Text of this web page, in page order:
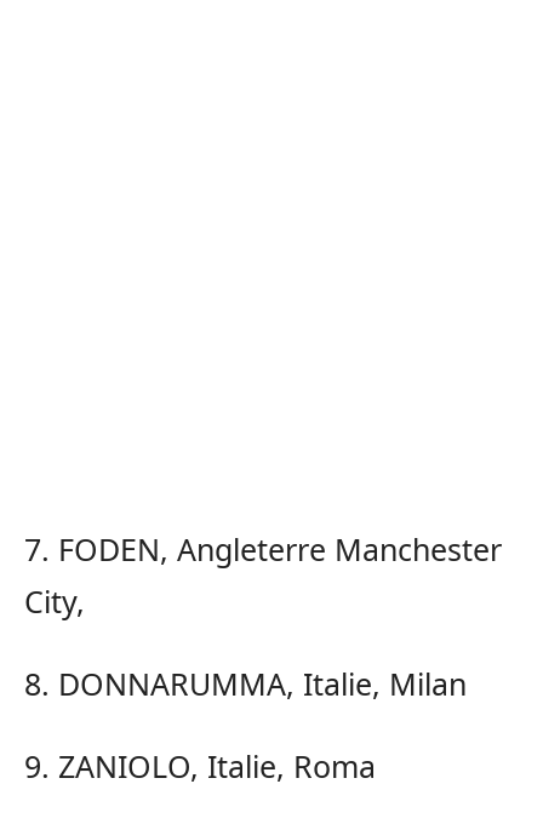
7. FODEN, Angleterre Manchester
City,
8. DONNARUMMA, Italie, Milan
9. ZANIOLO, Italie, Roma